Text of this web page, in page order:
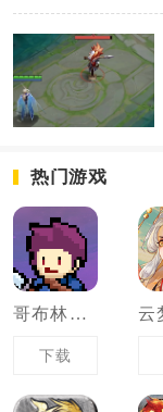
热门游戏
哥布林猎手
下载